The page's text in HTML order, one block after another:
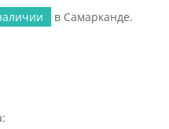
в Самарканде.